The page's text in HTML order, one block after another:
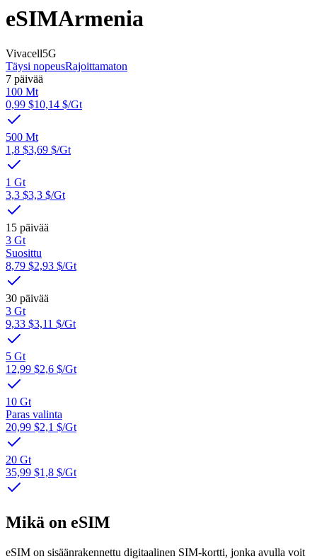
eSIMArmenia
Vivacell5G
Täysi nopeusRajoittamaton
7 päivää
100 Mt
0,99 $10,14 $/Gt
500 Mt
1,8 $3,69 $/Gt
1 Gt
3,3 $3,3 $/Gt
15 päivää
3 Gt
Suosittu
8,79 $2,93 $/Gt
30 päivää
3 Gt
9,33 $3,11 $/Gt
5 Gt
12,99 $2,6 $/Gt
10 Gt
Paras valinta
20,99 $2,1 $/Gt
20 Gt
35,99 $1,8 $/Gt
Mikä on eSIM
eSIM on sisäänrakennettu digitaalinen SIM-kortti, jonka avulla voit